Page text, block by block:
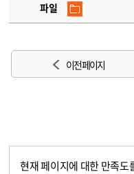
파일
이전 페이지
현재 페이지에 대한 만족도